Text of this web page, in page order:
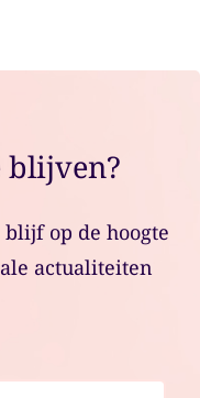
blijven?
op de hoogte
actualiteiten